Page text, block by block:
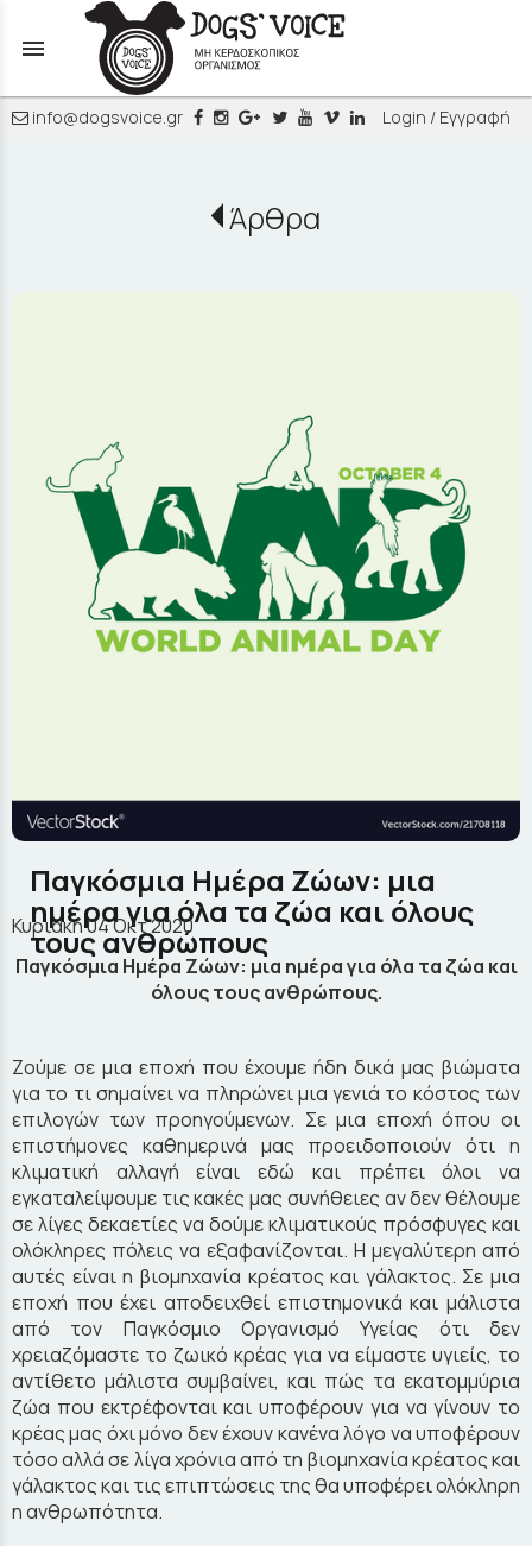
menu
info@dogsvoice.gr Login / Εγγραφή
Άρθρα
Παγκόσμια Ημέρα Ζώων: μια
ημέρα για όλα τα ζώα και όλους
τους ανθρώπους
Κυριακή 04 Οκτ 2020
Παγκόσμια Ημέρα Ζώων: μια ημέρα για όλα τα ζώα και
όλους τους ανθρώπους.
Ζούμε σε μια εποχή που έχουμε ήδη δικά μας βιώματα
για το τι σημαίνει να πληρώνει μια γενιά το κόστος των
επιλογών των προηγούμενων. Σε μια εποχή όπου οι
επιστήμονες καθημερινά μας προειδοποιούν ότι η
κλιματική αλλαγή είναι εδώ και πρέπει όλοι να
εγκαταλείψουμε τις κακές μας συνήθειες αν δεν θέλουμε
σε λίγες δεκαετίες να δούμε κλιματικούς πρόσφυγες και
ολόκληρες πόλεις να εξαφανίζονται. Η μεγαλύτερη από
αυτές είναι η βιομηχανία κρέατος και γάλακτος. Σε μια
εποχή που έχει αποδειχθεί επιστημονικά και μάλιστα
από τον Παγκόσμιο Οργανισμό Υγείας ότι δεν
χρειαζόμαστε το ζωικό κρέας για να είμαστε υγιείς, το
αντίθετο μάλιστα συμβαίνει, και πώς τα εκατομμύρια
ζώα που εκτρέφονται και υποφέρουν για να γίνουν το
κρέας μας όχι μόνο δεν έχουν κανένα λόγο να υποφέρουν
τόσο αλλά σε λίγα χρόνια από τη βιομηχανία κρέατος και
γάλακτος και τις επιπτώσεις της θα υποφέρει ολόκληρη
η ανθρωπότητα.